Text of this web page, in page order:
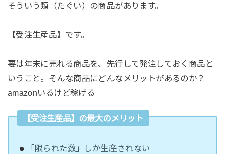
そういう類（たぐい）の商品があります。
【受注生産品】です。
要は年末に売れる商品を、先行して発注しておく商品と
いうこと。そんな商品にどんなメリットがあるのか？
amazonいるけど稼げる
【受注生産品】の最大のメリット
「限られた数」しか生産されない